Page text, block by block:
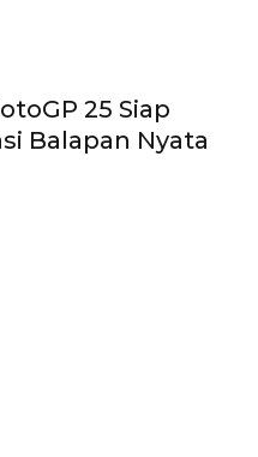
25 Siap
Balapan Nyata